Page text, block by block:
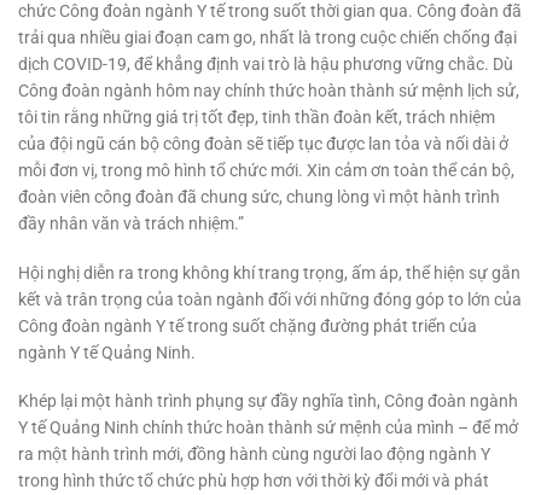
chức Công đoàn ngành Y tế trong suốt thời gian qua. Công đoàn đã
trải qua nhiều giai đoạn cam go, nhất là trong cuộc chiến chống đại
dịch COVID-19, để khẳng định vai trò là hậu phương vững chắc. Dù
Công đoàn ngành hôm nay chính thức hoàn thành sứ mệnh lịch sử,
tôi tin rằng những giá trị tốt đẹp, tinh thần đoàn kết, trách nhiệm
của đội ngũ cán bộ công đoàn sẽ tiếp tục được lan tỏa và nối dài ở
mỗi đơn vị, trong mô hình tổ chức mới. Xin cảm ơn toàn thể cán bộ,
đoàn viên công đoàn đã chung sức, chung lòng vì một hành trình
đầy nhân văn và trách nhiệm.”
Hội nghị diễn ra trong không khí trang trọng, ấm áp, thể hiện sự gắn
kết và trân trọng của toàn ngành đối với những đóng góp to lớn của
Công đoàn ngành Y tế trong suốt chặng đường phát triển của
ngành Y tế Quảng Ninh.
Khép lại một hành trình phụng sự đầy nghĩa tình, Công đoàn ngành
Y tế Quảng Ninh chính thức hoàn thành sứ mệnh của mình – để mở
ra một hành trình mới, đồng hành cùng người lao động ngành Y
trong hình thức tổ chức phù hợp hơn với thời kỳ đổi mới và phát